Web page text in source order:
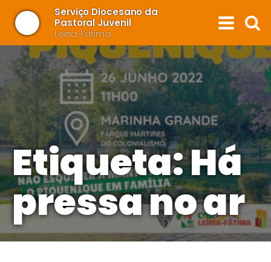
Serviço Diocesano da
Pastoral Juvenil
Leiria-Fátima
Etiqueta:Há
pressa no ar